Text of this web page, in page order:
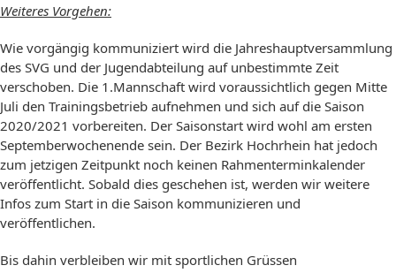
Weiteres Vorgehen:
Wie vorgängig kommuniziert wird die Jahreshauptversammlung
des SVG und der Jugendabteilung auf unbestimmte Zeit
verschoben. Die 1.Mannschaft wird voraussichtlich gegen Mitte
Juli den Trainingsbetrieb aufnehmen und sich auf die Saison
2020/2021 vorbereiten. Der Saisonstart wird wohl am ersten
Septemberwochenende sein. Der Bezirk Hochrhein hat jedoch
zum jetzigen Zeitpunkt noch keinen Rahmenterminkalender
veröffentlicht. Sobald dies geschehen ist, werden wir weitere
Infos zum Start in die Saison kommunizieren und
veröffentlichen.
Bis dahin verbleiben wir mit sportlichen Grüssen